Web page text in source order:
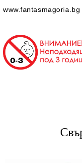
www.fantasmagoria.bg